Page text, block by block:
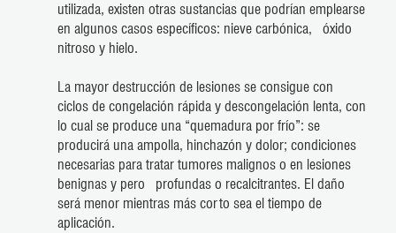
utilizada, existen otras sustancias que podrían emplearse
en algunos casos específicos: nieve carbónica, óxido
nitroso y hielo.
La mayor destrucción de lesiones se consigue con
ciclos de congelación rápida y descongelación lenta, con
lo cual se produce una “quemadura por frío”: se
producirá una ampolla, hinchazón y dolor; condiciones
necesarias para tratar tumores malignos o en lesiones
benignas y pero profundas o recalcitrantes. El daño
será menor mientras más corto sea el tiempo de
aplicación.